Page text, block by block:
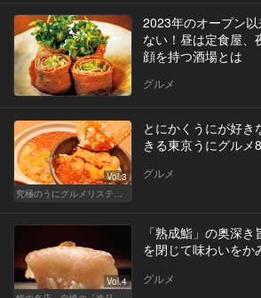
2023年のオープン
ない！昼は定食屋、
顔を持つ酒場とは
グルメ
Vol.3
究極のうにグルメリスティクル
とにかくうにが好
きる東京うにグルメ
グルメ
Vol.4
「熟成鮨」の奥深
を閉じて味わいをか
グルメ